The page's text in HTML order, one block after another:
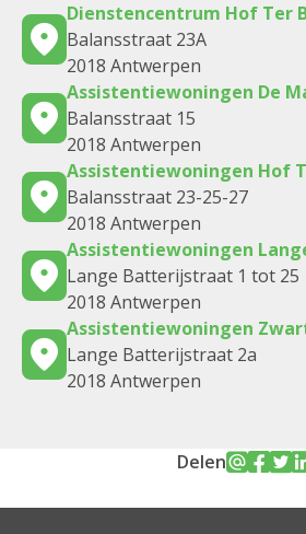
Dienstencentrum Hof Ter
Balansstraat 23A
2018 Antwerpen
Assistentiewoningen De
Balansstraat 15
2018 Antwerpen
Assistentiewoningen Hof
Balansstraat 23-25-27
2018 Antwerpen
Assistentiewoningen
Lange Batterijstraat 1 tot 25
2018 Antwerpen
Assistentiewoningen
Lange Batterijstraat 2a
2018 Antwerpen
Delen